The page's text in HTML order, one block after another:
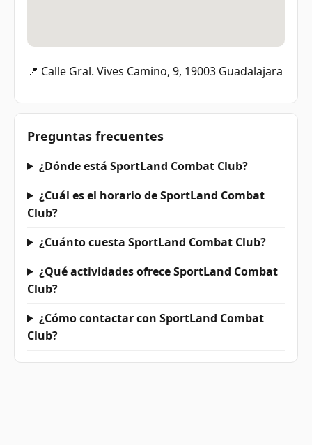
📍 Calle Gral. Vives Camino, 9, 19003 Guadalajara
Preguntas frecuentes
¿Dónde está SportLand Combat Club?
¿Cuál es el horario de SportLand Combat
Club?
¿Cuánto cuesta SportLand Combat Club?
¿Qué actividades ofrece SportLand Combat
Club?
¿Cómo contactar con SportLand Combat
Club?